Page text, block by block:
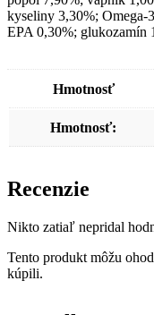
kyseliny 3,30%; Omega-
EPA 0,30%; glukozamín
Hmotnosť
Hmotnosť:
Recenzie
Nikto zatiaľ nepridal
Tento produkt môžu
kúpili.